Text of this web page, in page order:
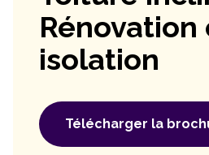
Rénovation
isolation
Télécharger la